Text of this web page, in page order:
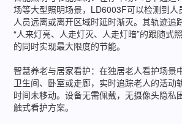
场等大型照明场景，LD6003F可以检测到人
人员远离或离开区域时延时渐灭。其轨迹追
“人来灯亮、人走灯灭、人走灯暗”的跟随式
的同时实现最大限度的节能。
智慧养老与居家看护：在独居老人看护场景
卫生间、卧室或走廊，实时追踪老人的活动
时间未移动。设备无需佩戴，无摄像头隐私
触式看护方案。